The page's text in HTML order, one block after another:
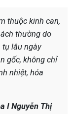
thuộc kinh can,
thường do
tụ lâu ngày
gốc, không chỉ
nhiệt, hóa
I Nguyễn Thị